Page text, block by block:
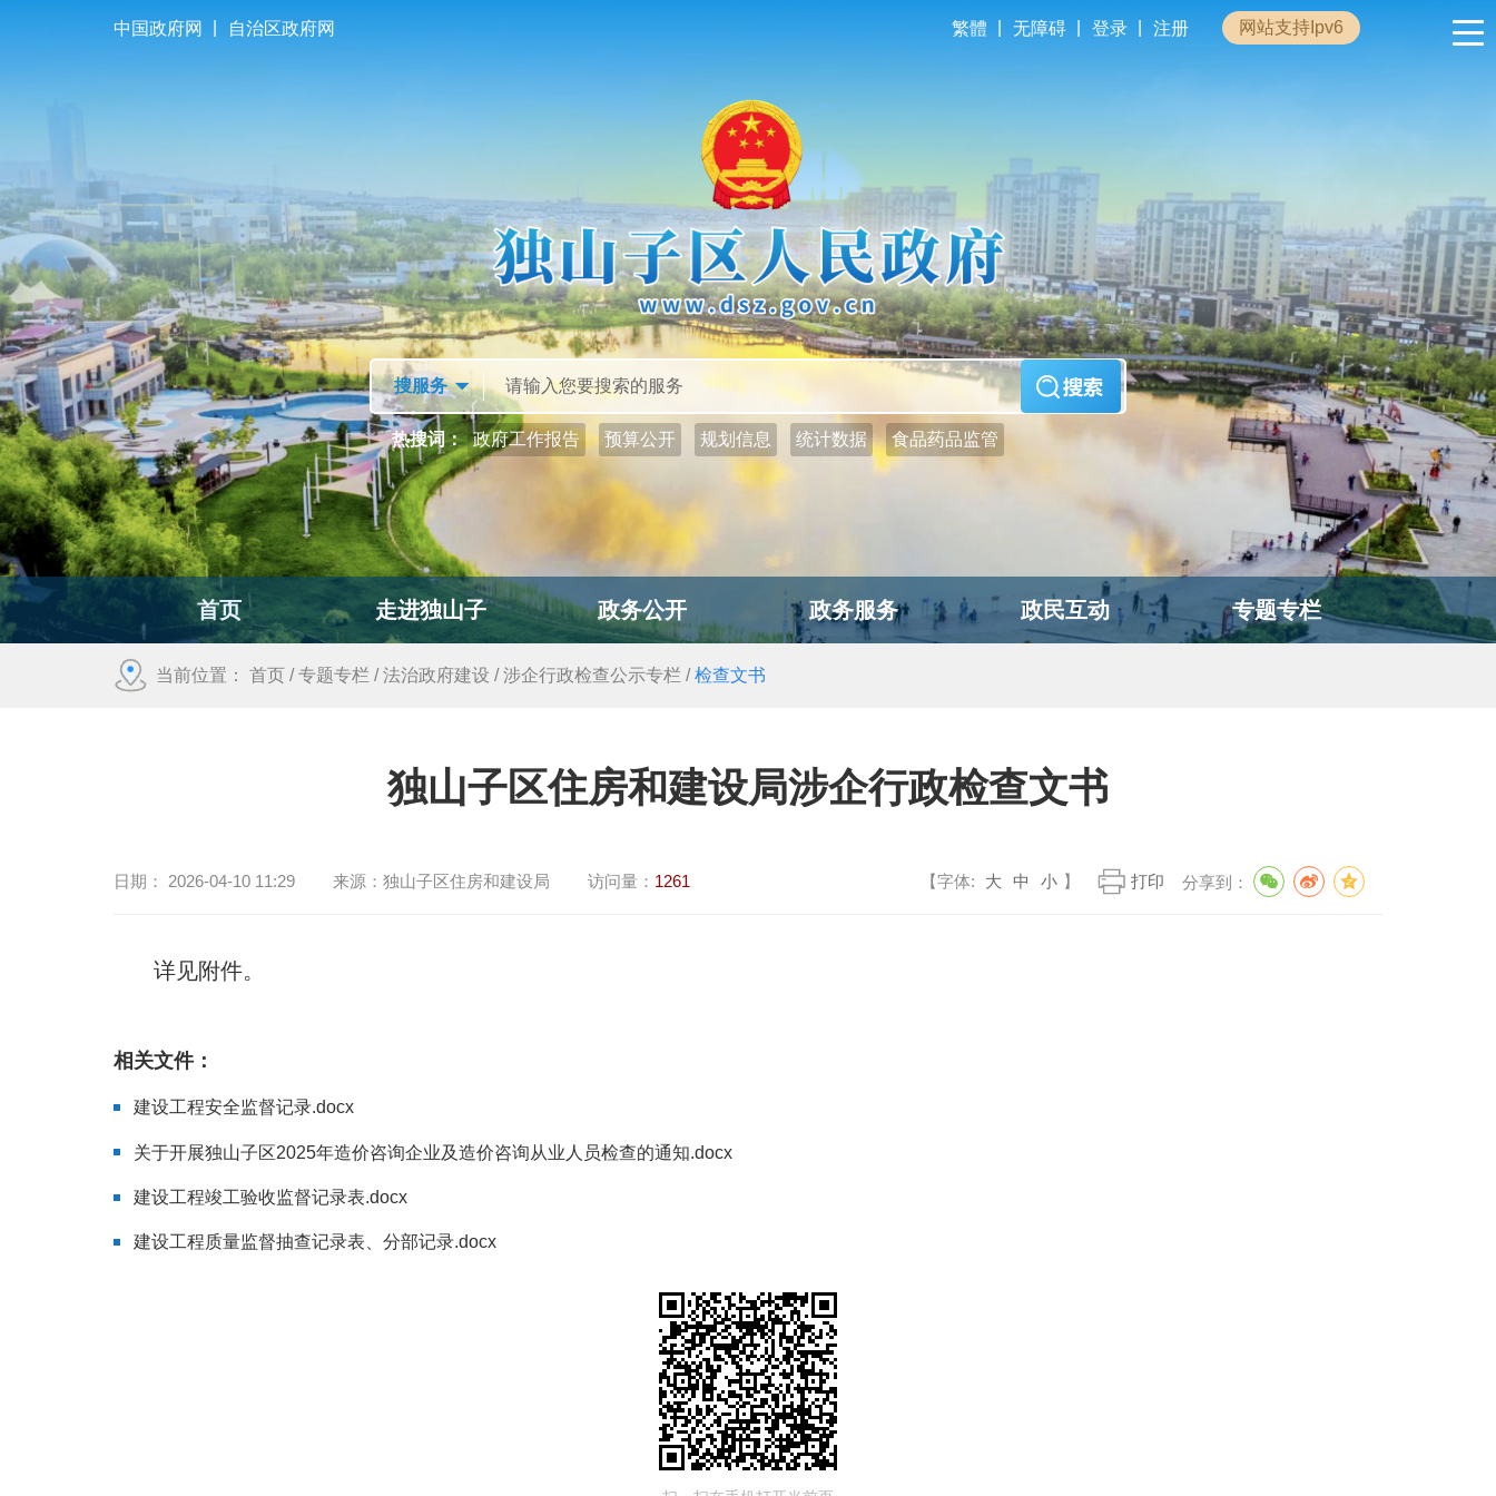
中国政府网 自治区政府网 繁體 无障碍 登录 注册 网站支持Ipv6
热搜词： 政府工作报告 预算公开 规划信息 统计数据 食品药品监管
首页 走进独山子 政务公开 政务服务 政民互动 专题专栏
首页 政民互动 专题专栏
当前位置： 首页 /专题专栏 /法治政府建设 /涉企行政检查公示专栏 /检查文书
独山子区住房和建设局涉企行政检查文书
日期： 2026-04-10 11:29 来源： 独山子区住房和建设局 访问量： 1261 【字体: 大 中 小 】 打印 分享到：
详见附件。
相关文件：
建设工程安全监督记录.docx
关于开展独山子区2025年造价咨询企业及造价咨询从业人员检查的通知.docx
建设工程竣工验收监督记录表.docx
建设工程质量监督抽查记录表、分部记录.docx